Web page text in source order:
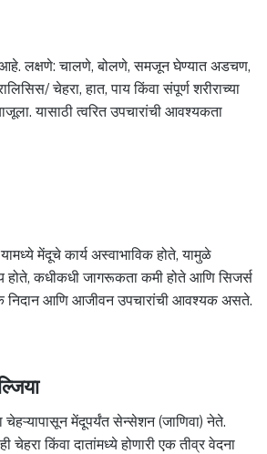
आहे. लक्षणे: चालणे, बोलणे, समजून घेण्यात अडचण,
चेहरा, हात, पाय किंवा संपूर्ण शरीराच्या
यासाठी त्वरित उपचारांची आवश्यकता
मेंदूचे कार्य अस्वाभाविक होते, यामुळे
होते, कधीकधी जागरूकता कमी होते आणि सिजर्स
निदान आणि आजीवन उपचारांची आवश्यक असते.
चेहऱ्यापासून मेंदूपर्यंत सेन्सेशन (जाणिवा) नेते.
चेहरा किंवा दातांमध्ये होणारी एक तीव्र वेदना